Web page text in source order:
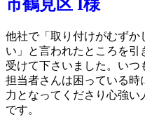
市鶴見区 I様
他社で「取り付けがむずか
い」と言われたところを引
受けて下さいました。いつ
担当者さんは困っている時
力となってくださり心強い
です。